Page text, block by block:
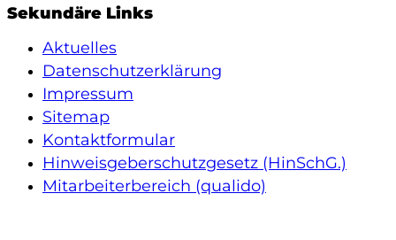
Sekundäre Links
Aktuelles
Datenschutzerklärung
Impressum
Sitemap
Kontaktformular
Hinweisgeberschutzgesetz (HinSchG.)
Mitarbeiterbereich (qualido)